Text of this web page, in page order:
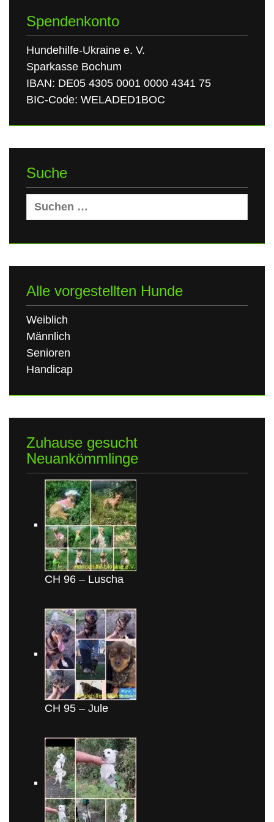
Spendenkonto
Hundehilfe-Ukraine e. V.
Sparkasse Bochum
IBAN: DE05 4305 0001 0000 4341 75
BIC-Code: WELADED1BOC
Suche
Suchen
nach:
Alle vorgestellten Hunde
Weiblich
Männlich
Senioren
Handicap
Zuhause gesucht
Neuankömmlinge
CH 96 – Luscha
CH 95 – Jule